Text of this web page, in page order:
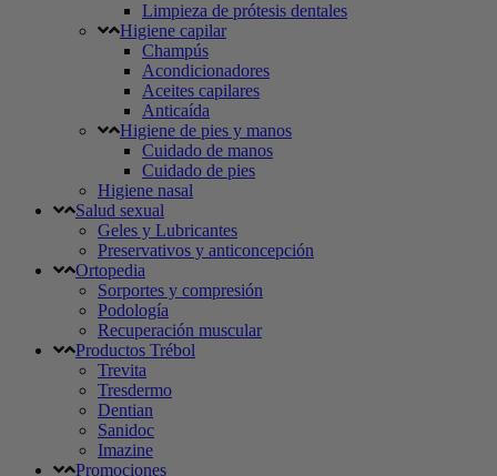
Limpieza de prótesis dentales
Higiene capilar
Champús
Acondicionadores
Aceites capilares
Anticaída
Higiene de pies y manos
Cuidado de manos
Cuidado de pies
Higiene nasal
Salud sexual
Geles y Lubricantes
Preservativos y anticoncepción
Ortopedia
Sorportes y compresión
Podología
Recuperación muscular
Productos Trébol
Trevita
Tresdermo
Dentian
Sanidoc
Imazine
Promociones